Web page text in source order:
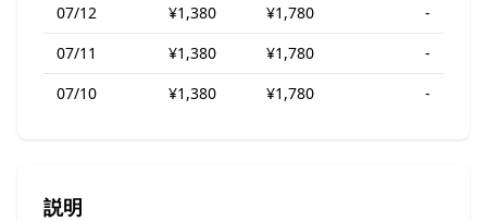
07/12
¥1,380 ¥1,780
-
07/11
¥1,380 ¥1,780
-
07/10
¥1,380 ¥1,780 -
説明